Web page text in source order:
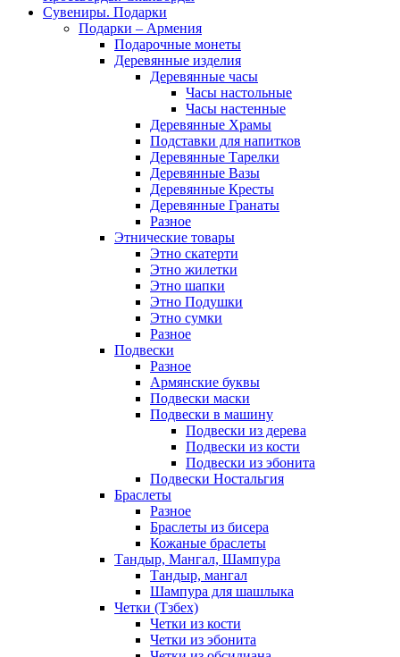
Сувениры. Подарки
Подарки – Армения
Подарочные монеты
Деревянные изделия
Деревянные часы
Часы настольные
Часы настенные
Деревянные Храмы
Подставки для напитков
Деревянные Тарелки
Деревянные Вазы
Деревянные Кресты
Деревянные Гранаты
Разное
Этнические товары
Этно скатерти
Этно жилетки
Этно шапки
Этно Подушки
Этно сумки
Разное
Подвески
Разное
Армянские буквы
Подвески маски
Подвески в машину
Подвески из дерева
Подвески из кости
Подвески из эбонита
Подвески Ностальгия
Браслеты
Разное
Браслеты из бисера
Кожаные браслеты
Тандыр, Мангал, Шампура
Тандыр, мангал
Шампура для шашлыка
Четки (Тзбех)
Четки из кости
Четки из эбонита